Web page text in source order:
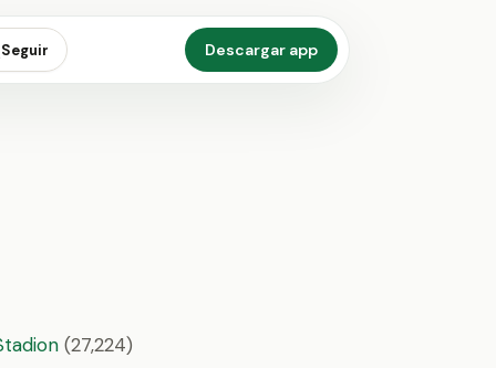
Seguir Descargar app
(27,224)